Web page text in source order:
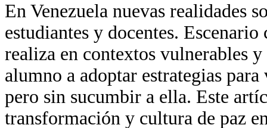
En Venezuela nuevas realidades
estudiantes y docentes.
realiza en contextos vulnerables
alumno a adoptar estrategias
pero sin sucumbir a ella. Este
transformación y cultura de paz